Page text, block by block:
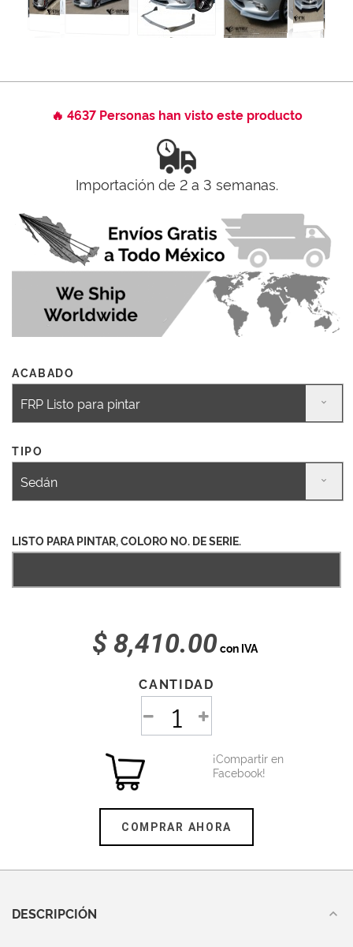
🔥 4637 Personas han visto este producto
Importación de 2 a 3 semanas.
ACABADO
FRP Listo para pintar
TIPO
Sedán
LISTO PARA PINTAR, COLORO NO. DE SERIE.
$ 8,410.00con IVA
CANTIDAD
¡Compartir en
Facebook!
COMPRAR AHORA
DESCRIPCIÓN